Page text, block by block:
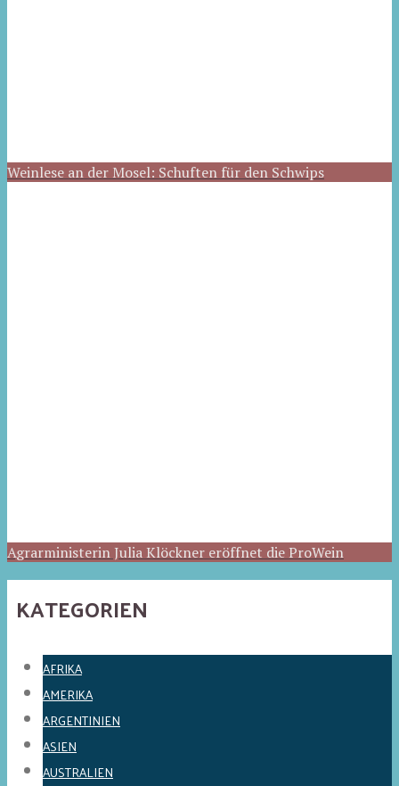
Weinlese an der Mosel: Schuften für den Schwips
Agrarministerin Julia Klöckner eröffnet die ProWein
KATEGORIEN
AFRIKA
AMERIKA
ARGENTINIEN
ASIEN
AUSTRALIEN